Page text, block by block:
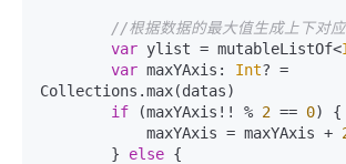
//根据数据的最大值生成上下对
var ylist = mutableListOf<
var maxYAxis: Int? =
Collections.max(datas)
if (maxYAxis!! % 2 == 0) {
            maxYAxis = maxYAxis +
        }
else {